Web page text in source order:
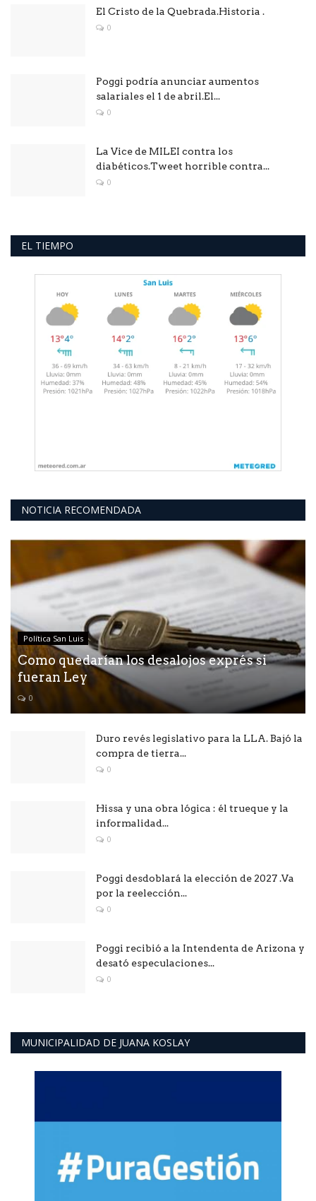
El Cristo de la Quebrada.Historia .
0
Poggi podría anunciar aumentos
salariales el 1 de abril.El...
0
La Vice de MILEI contra los
diabéticos.Tweet horrible contra...
0
EL TIEMPO
NOTICIA RECOMENDADA
Política San Luis
Como quedarían los desalojos exprés si
fueran Ley
0
Duro revés legislativo para la LLA. Bajó la
compra de tierra...
0
Hissa y una obra lógica : él trueque y la
informalidad...
0
Poggi desdoblará la elección de 2027 .Va
por la reelección...
0
Poggi recibió a la Intendenta de Arizona y
desató especulaciones...
0
MUNICIPALIDAD DE JUANA KOSLAY